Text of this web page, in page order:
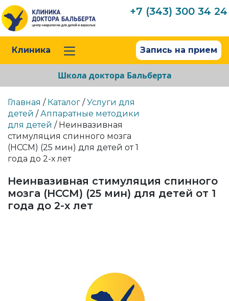
+7 (343) 300 34 24
Клиника Запись на прием
Школа доктора Бальберта
Главная / Каталог / Услуги для
детей / Аппаратные методики
для детей / Неинвазивная
стимуляция спинного мозга
(НССМ) (25 мин) для детей от 1
года до 2-х лет
Неинвазивная стимуляция спинного
мозга (НССМ) (25 мин) для детей от 1
года до 2-х лет